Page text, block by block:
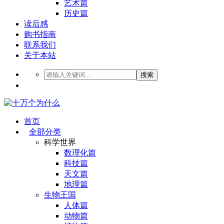
艺术篇
历史篇
读后感
购书指南
联系我们
关于本站
搜索
首页
全部分类
科学世界
数理化篇
科技篇
天文篇
地理篇
生物王国
人体篇
动物篇